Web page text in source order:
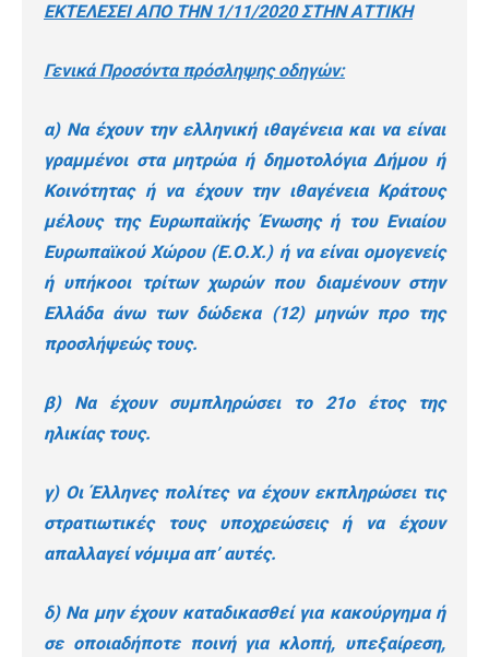
ΕΚΤΕΛΕΣΕΙ ΑΠΟ ΤΗΝ 1/11/2020 ΣΤΗΝ ΑΤΤΙΚΗ
Γενικά Προσόντα πρόσληψης οδηγών:
α) Να έχουν την ελληνική ιθαγένεια και να είναι
γραμμένοι στα μητρώα ή δημοτολόγια Δήμου ή
Κοινότητας ή να έχουν την ιθαγένεια Κράτους
μέλους της Ευρωπαϊκής Ένωσης ή του Ενιαίου
Ευρωπαϊκού Χώρου (Ε.Ο.Χ.) ή να είναι ομογενείς
ή υπήκοοι τρίτων χωρών που διαμένουν στην
Ελλάδα άνω των δώδεκα (12) μηνών προ της
προσλήψεώς τους.
β) Να έχουν συμπληρώσει το 21ο έτος της
ηλικίας τους.
γ) Οι Έλληνες πολίτες να έχουν εκπληρώσει τις
στρατιωτικές τους υποχρεώσεις ή να έχουν
απαλλαγεί νόμιμα απ’ αυτές.
δ) Να μην έχουν καταδικασθεί για κακούργημα ή
σε οποιαδήποτε ποινή για κλοπή, υπεξαίρεση,